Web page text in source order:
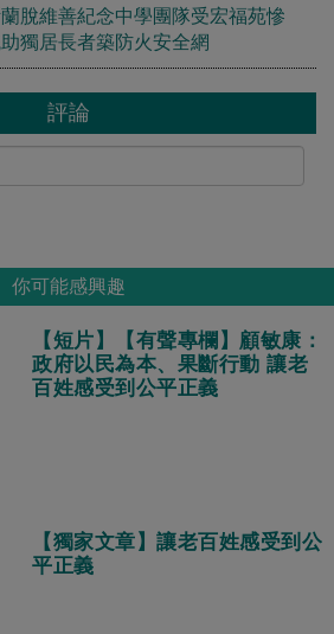
蘭脫維善紀念中學團隊受宏福苑慘
獨居長者築防火安全網
評論
你可能感興趣
【短片】【有聲專欄】顧敏康：​
政府以民為本、果斷行動 讓老
百姓感受到公平正義
【獨家文章】讓老百姓感受到公
平正義